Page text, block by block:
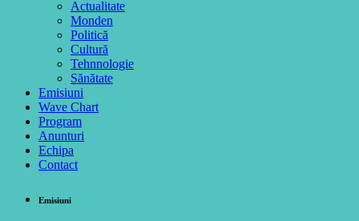
Actualitate
Monden
Politică
Cultură
Tehnnologie
Sănătate
Emisiuni
Wave Chart
Program
Anunturi
Echipa
Contact
Emisiuni